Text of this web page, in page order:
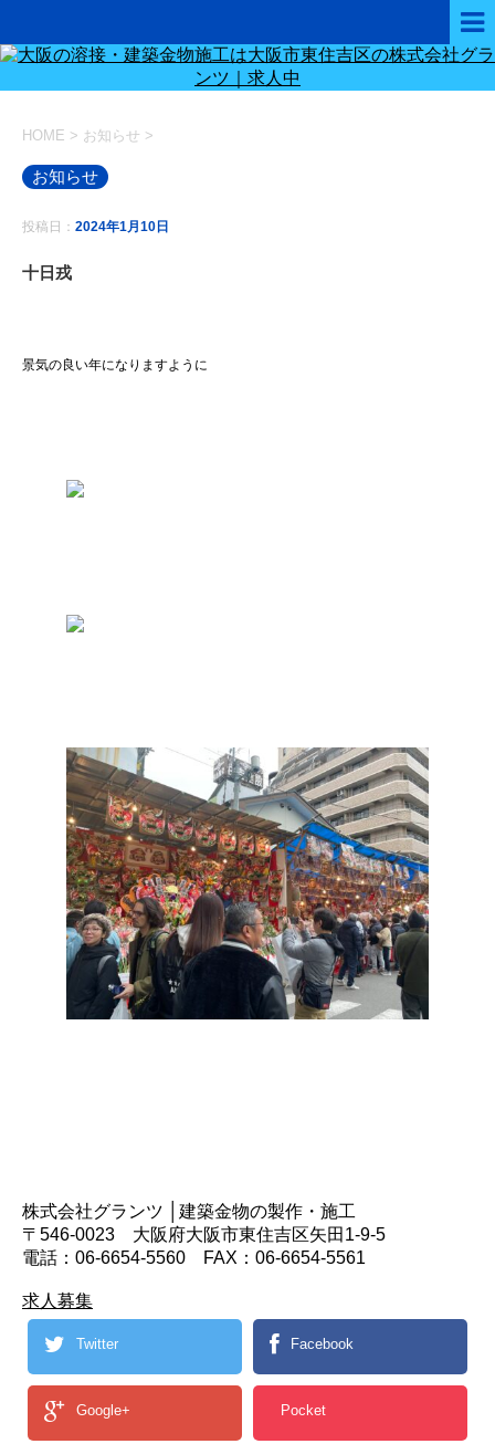
HOME > お知らせ >
お知らせ
投稿日： 2024年1月10日
十日戎
景気の良い年になりますように
株式会社グランツ │建築金物の製作・施工
〒546-0023 大阪府大阪市東住吉区矢田1-9-5
電話：06-6654-5560 FAX：06-6654-5561
求人募集
Twitter Facebook
Google+ Pocket